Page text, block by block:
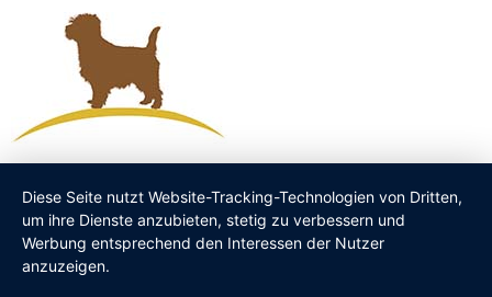
Diese Seite nutzt Website-Tracking-Technologien von Dritten,
um ihre Dienste anzubieten, stetig zu verbessern und
Werbung entsprechend den Interessen der Nutzer
anzuzeigen.